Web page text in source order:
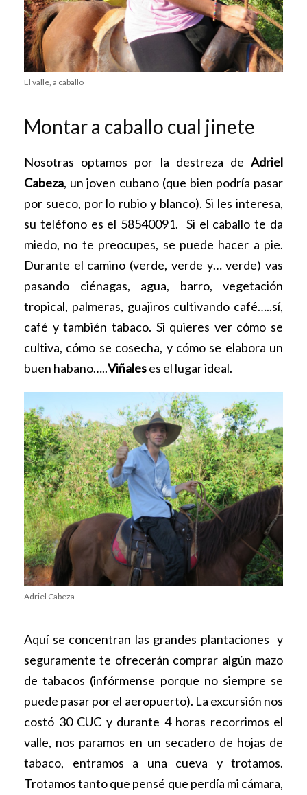
El valle, a caballo
Montar a caballo cual jinete
Nosotras optamos por la destreza de Adriel
Cabeza, un joven cubano (que bien podría pasar
por sueco, por lo rubio y blanco). Si les interesa,
su teléfono es el 58540091. Si el caballo te da
miedo, no te preocupes, se puede hacer a pie.
Durante el camino (verde, verde y… verde) vas
pasando ciénagas, agua, barro, vegetación
tropical, palmeras, guajiros cultivando café…..sí,
café y también tabaco. Si quieres ver cómo se
cultiva, cómo se cosecha, y cómo se elabora un
buen habano…..Viñaleses el lugar ideal.
Adriel Cabeza
Aquí se concentran las grandes plantaciones y
seguramente te ofrecerán comprar algún mazo
de tabacos (infórmense porque no siempre se
puede pasar por el aeropuerto). La excursión nos
costó 30 CUC y durante 4 horas recorrimos el
valle, nos paramos en un secadero de hojas de
tabaco, entramos a una cueva y trotamos.
Trotamos tanto que pensé que perdía mi cámara,